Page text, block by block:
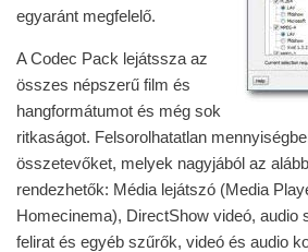
egyaránt megfelelő.
A Codec Pack lejátssza az
összes népszerű film és
hangformátumot és még sok
ritkaságot. Felsorolhatatlan
összetevőket, melyek nagyjából az
rendezhetők: Média lejátszó (Media
Homecinema), DirectShow videó, audio
felirat és egyéb szűrők, videó és audio